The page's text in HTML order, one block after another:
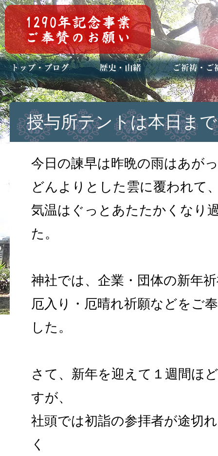
トップページ
ブログ(日々八百万)
お知らせ一覧 歴史・ご祭神
年中行事
メディア掲載 ご祈祷・ご祈
安産祈願
初宮参り
七五三詣
長寿のお祝い
神前結婚式
厄祓い・方位
車のお祓い
地鎮祭
神葬祭（神式
授与所テントは本日まで
今日の諫早は昨晩の雨はあが
どんよりとした雲に覆われて
気温はぐっとあたたかくなり
た。
神社では、企業・団体の新年
厄入り・厄晴れ祈願などをご
した。
さて、新年を迎えて１週間ほ
すが、
社頭では初詣の参拝者が途切
く